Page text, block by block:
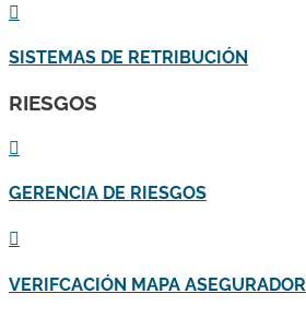

SISTEMAS DE RETRIBUCIÓN
RIESGOS

GERENCIA DE RIESGOS

VERIFCACIÓN MAPA ASEGURADOR